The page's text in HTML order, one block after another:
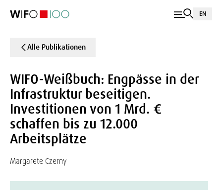
EN
Alle Publikationen
WIFO-Weißbuch: Engpässe in der
Infrastruktur beseitigen.
Investitionen von 1 Mrd. €
schaffen bis zu 12.000
Arbeitsplätze
Margarete Czerny